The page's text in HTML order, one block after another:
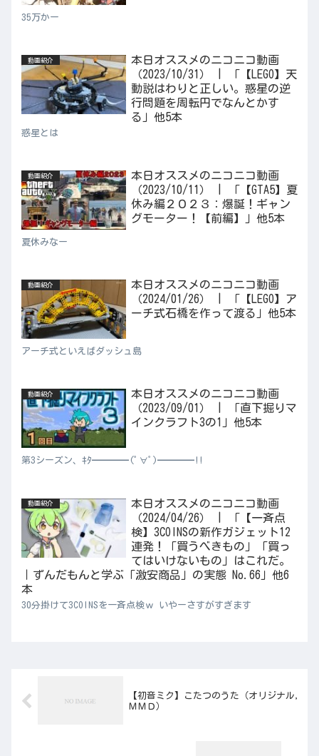
35万かー
動画紹介
本日オススメのニコニコ動画
（2023/10/31） | 「【LEGO】天
動説はわりと正しい。惑星の逆
行問題を周転円でなんとかす
る」他5本
惑星とは
動画紹介
本日オススメのニコニコ動画
（2023/10/11） | 「【GTA5】夏
休み編２０２３：爆誕！ギャン
グモーター！【前編】」他5本
夏休みなー
動画紹介
本日オススメのニコニコ動画
（2024/01/26） | 「【LEGO】ア
ーチ式石橋を作って渡る」他5本
アーチ式といえばダッシュ島
動画紹介
本日オススメのニコニコ動画
（2023/09/01） | 「直下掘りマ
インクラフト3の1」他5本
第3シーズン、ｷﾀ━━━━(ﾟ∀ﾟ)━━━━!!
動画紹介
本日オススメのニコニコ動画
（2024/04/26） | 「【一斉点
検】3COINSの新作ガジェット12
連発！「買うべきもの」「買っ
てはいけないもの」はこれだ。
｜ずんだもんと学ぶ「激安商品」の実態 No.66」他6
本
30分掛けて3COINSを一斉点検ｗ いやーさすがすぎます
【初音ミク】こたつのうた（オリジナル,
ＭＭＤ）